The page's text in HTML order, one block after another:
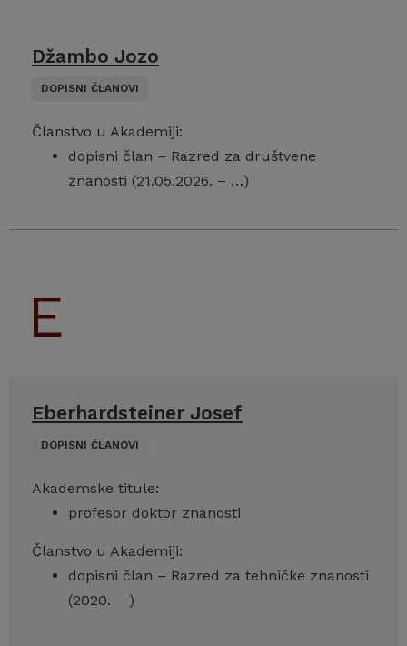
Džambo Jozo
DOPISNI ČLANOVI
Članstvo u Akademiji:
dopisni član – Razred za društvene
znanosti (21.05.2026. – …)
Eberhardsteiner Josef
DOPISNI ČLANOVI
Akademske titule:
profesor doktor znanosti
Članstvo u Akademiji:
dopisni član – Razred za tehničke znanosti
(2020. – )